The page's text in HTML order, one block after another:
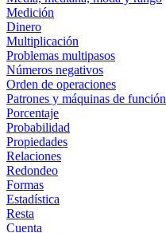
Medición
Dinero
Multiplicación
Problemas multipasos
Números negativos
Orden de operaciones
Patrones y máquinas de función
Porcentaje
Probabilidad
Propiedades
Relaciones
Redondeo
Formas
Estadística
Resta
Cuenta